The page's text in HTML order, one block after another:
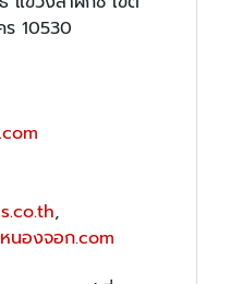
10530
,
นองจอก.com